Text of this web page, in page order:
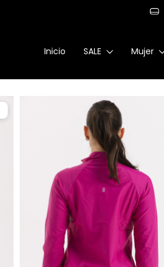
Inicio SALE Mujer